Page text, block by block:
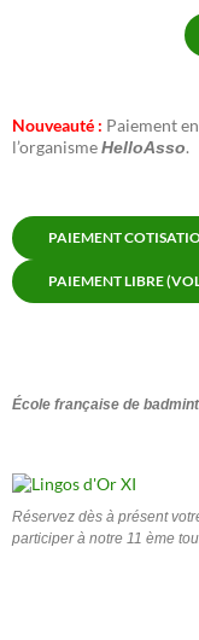
Nouveauté : Paiement
l’organismeHelloAsso.
PAIEMENT
PAIEMENT LIBRE
École française de
Réservez dès à présent
participer à notre 11 ème